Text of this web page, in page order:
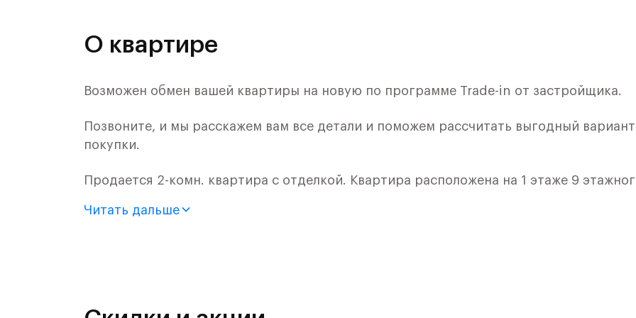
О квартире
Возможен обмен вашей квартиры на новую по программе Trade-in от застройщика.
Позвоните, и мы расскажем вам все детали и поможем рассчитать выгодный вариант
покупки.
Продается 2-комн. квартира с отделкой. Квартира расположена на 1 этаже 9
Читать дальше